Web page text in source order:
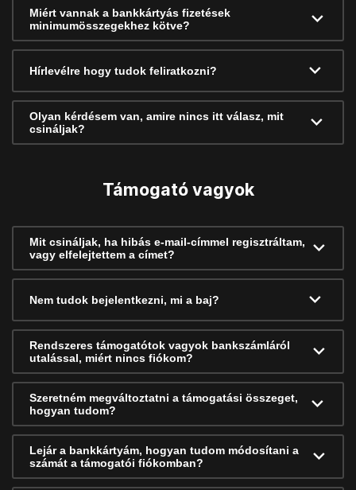
Miért vannak a bankkártyás fizetések
minimumösszegekhez kötve?
Hírlevélre hogy tudok feliratkozni?
Olyan kérdésem van, amire nincs itt válasz, mit
csináljak?
Támogató vagyok
Mit csináljak, ha hibás e-mail-címmel regisztráltam,
vagy elfelejtettem a címet?
Nem tudok bejelentkezni, mi a baj?
Rendszeres támogatótok vagyok bankszámláról
utalással, miért nincs fiókom?
Szeretném megváltoztatni a támogatási összeget,
hogyan tudom?
Lejár a bankkártyám, hogyan tudom módosítani a
számát a támogatói fiókomban?